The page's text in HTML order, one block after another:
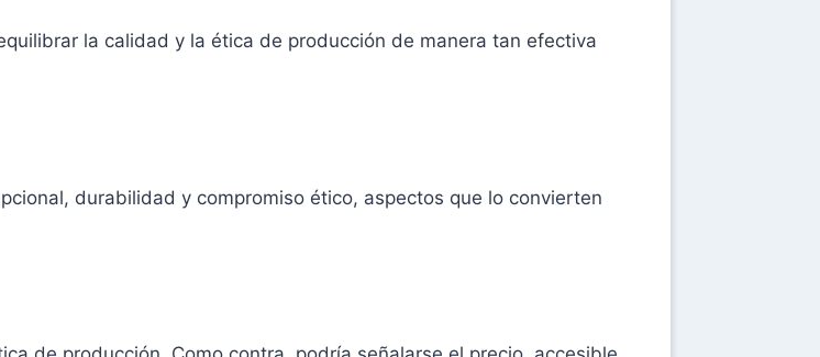
la calidad y la ética de producción de manera tan efectiva
durabilidad y compromiso ético, aspectos que lo convierten